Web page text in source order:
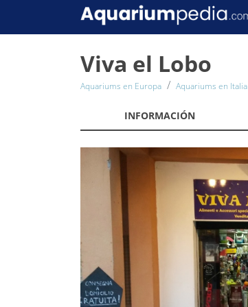
Viva el Lobo
Aquariums en Europa Aquariums en Italia
INFORMACIÓN